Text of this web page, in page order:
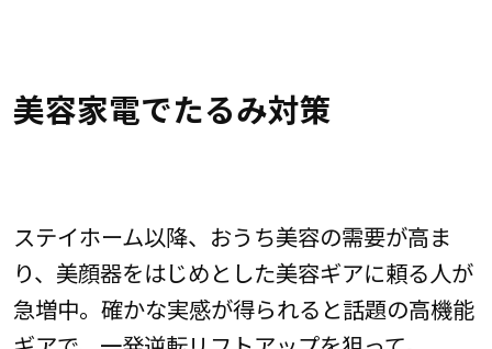
美容家電でたるみ対策
ステイホーム以降、おうち美容の需要が高ま
り、美顔器をはじめとした美容ギアに頼る人が
急増中。確かな実感が得られると話題の高機能